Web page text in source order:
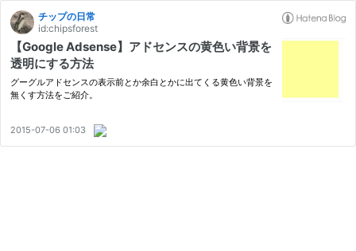
チップの日常
id:chipsforest
【Google Adsense】アドセンスの黄色い背景を
透明にする方法
グーグルアドセンスの表示前とか余白とかに出てくる黄色い背景を
無くす方法をご紹介。
2015-07-06 01:03